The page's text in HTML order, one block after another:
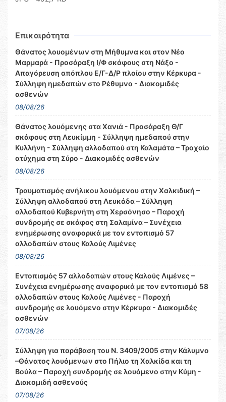
Επικαιρότητα
Θάνατος λουομένων στη Μήθυμνα και στον Νέο
Μαρμαρά - Προσάραξη Ι/Φ σκάφους στη Νάξο -
Απαγόρευση απόπλου Ε/Γ-Δ/Ρ πλοίου στην Κέρκυρα -
Σύλληψη ημεδαπών στο Ρέθυμνο - Διακομιδές
ασθενών
08/08/26
Θάνατος λουόμενης στα Χανιά - Προσάραξη Θ/Γ
σκάφους στη Λευκίμμη - Σύλληψη ημεδαπού στην
Κυλλήνη - Σύλληψη αλλοδαπού στη Καλαμάτα – Τροχαίο
ατύχημα στη Σύρο - Διακομιδές ασθενών
08/08/26
Τραυματισμός ανήλικου λουόμενου στην Χαλκιδική –
Σύλληψη αλλοδαπού στη Λευκάδα – Σύλληψη
αλλοδαπού Κυβερνήτη στη Χερσόνησο – Παροχή
συνδρομής σε σκάφος στη Σαλαμίνα – Συνέχεια
ενημέρωσης αναφορικά με τον εντοπισμό 57
αλλοδαπών στους Καλούς Λιμένες
08/08/26
Εντοπισμός 57 αλλοδαπών στους Καλούς Λιμένες –
Συνέχεια ενημέρωσης αναφορικά με τον εντοπισμό 58
αλλοδαπών στους Καλούς Λιμένες - Παροχή
συνδρομής σε λουόμενο στην Κέρκυρα - Διακομιδές
ασθενών
07/08/26
Σύλληψη για παράβαση του Ν. 3409/2005 στην Κάλυμνο
–Θάνατος λουόμενων στο Πήλιο τη Χαλκίδα και τη
Βούλα – Παροχή συνδρομής σε λουόμενο στην Κύμη -
Διακομιδή ασθενούς
07/08/26